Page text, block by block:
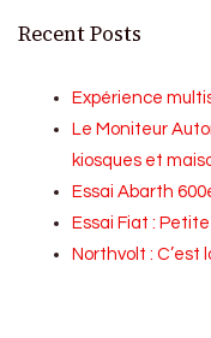
Recent Posts
Expérience
Le Moniteur
kiosques et
Essai Abarth
Essai Fiat :
Northvolt : C’est